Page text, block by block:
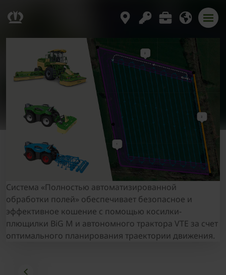
Система «Полностью автоматизированной
обработки полей» обеспечивает безопасное и
эффективное кошение с помощью косилки-
плющилки BiG M и автономного трактора VTE за счет
оптимального планирования траектории движения.